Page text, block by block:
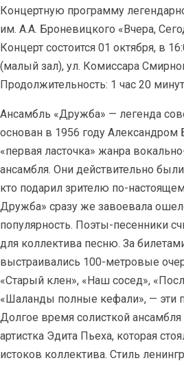
Концертную программу
им. А.А. Броневицкого «Вчера,
Концерт состоится 01 октября, в
(малый зал), ул. Комиссара
Продолжительность: 1 час 20
Ансамбль «Дружба» — легенда
основан в 1956 году
«первая ласточка» жанра
ансамбля. Они действительно
кто подарил зрителю по-
Дружба» сразу же завоевала
популярность. Поэты-песенники
для коллектива песню. За
выстраивались 100-метровые
«Старый клен», «Наш сосед»,
«Шаланды полные кефали», — эти
Долгое время солисткой
артистка Эдита Пьеха, которая
истоков коллектива. Стиль